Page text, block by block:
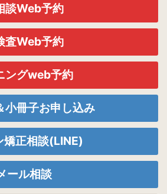
談Web予約
査Web予約
ングweb予約
小冊子お申し込み
矯正相談(LINE)
ール相談